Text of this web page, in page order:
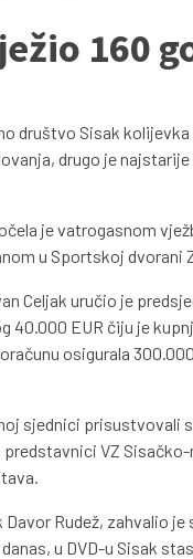
160
društvo Sisak
drugo je
je vatrogasnom
u Sportskoj dvorani
Celjak uručio je
40.000 EUR čiju je
osigurala
sjednici prisustvovali
VZ
Davor Rudež, zahvalio
u DVD-u Sisak